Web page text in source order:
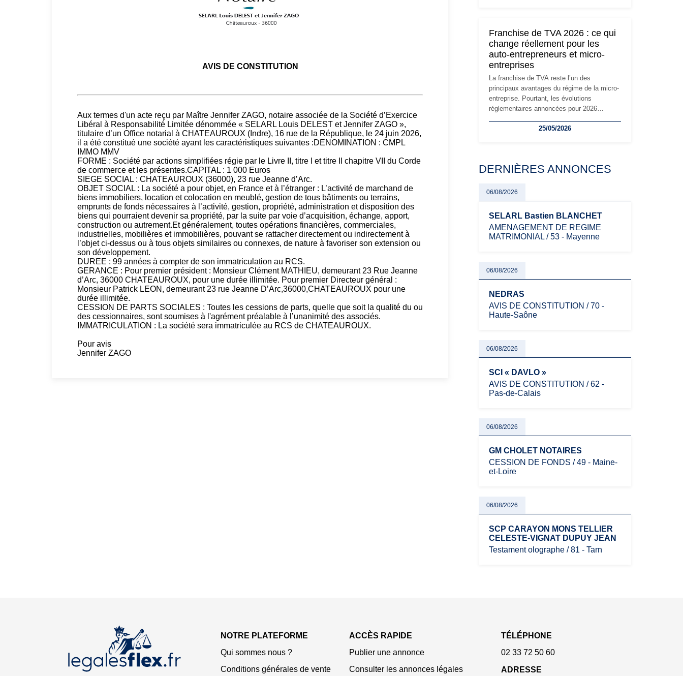
AVIS DE CONSTITUTION
Aux termes d'un acte reçu par Maître Jennifer ZAGO, notaire associée de la Société d’Exercice
Libéral à Responsabilité Limitée dénommée « SELARL Louis DELEST et Jennifer ZAGO »,
titulaire d’un Office notarial à CHATEAUROUX (Indre), 16 rue de la République, le 24 juin 2026,
il a été constitué une société ayant les caractéristiques suivantes :DENOMINATION : CMPL
IMMO MMV
FORME : Société par actions simplifiées régie par le Livre II, titre I et titre II chapitre VII du Corde
de commerce et les présentes.CAPITAL : 1 000 Euros
SIEGE SOCIAL : CHATEAUROUX (36000), 23 rue Jeanne d’Arc.
OBJET SOCIAL : La société a pour objet, en France et à l’étranger : L’activité de marchand de
biens immobiliers, location et colocation en meublé, gestion de tous bâtiments ou terrains,
emprunts de fonds nécessaires à l’activité, gestion, propriété, administration et disposition des
biens qui pourraient devenir sa propriété, par la suite par voie d’acquisition, échange, apport,
construction ou autrement.Et généralement, toutes opérations financières, commerciales,
industrielles, mobilières et immobilières, pouvant se rattacher directement ou indirectement à
l’objet ci-dessus ou à tous objets similaires ou connexes, de nature à favoriser son extension ou
son développement.
DUREE : 99 années à compter de son immatriculation au RCS.
GERANCE : Pour premier président : Monsieur Clément MATHIEU, demeurant 23 Rue Jeanne
d’Arc, 36000 CHATEAUROUX, pour une durée illimitée. Pour premier Directeur général :
Monsieur Patrick LEON, demeurant 23 rue Jeanne D’Arc,36000,CHATEAUROUX pour une
durée illimitée.
CESSION DE PARTS SOCIALES : Toutes les cessions de parts, quelle que soit la qualité du ou
des cessionnaires, sont soumises à l'agrément préalable à l’unanimité des associés.
IMMATRICULATION : La société sera immatriculée au RCS de CHATEAUROUX.
Pour avis
Jennifer ZAGO
réglementaire plus exigeant. Décryptage des
principaux changements et des précautions
à prendre pour éviter les mauvaises
surprises.
Franchise de TVA 2026 : ce qui
change réellement pour les
auto-entrepreneurs et micro-
entreprises
La franchise de TVA reste l’un des
principaux avantages du régime de la micro-
entreprise. Pourtant, les évolutions
réglementaires annoncées pour 2026
les auto-entrepreneurs, artisans et
évoluent dans un contexte de contrôle
oblige les indépendants à rester
particulièrement vigilants.
25/05/2026
DERNIÈRES ANNONCES
06/08/2026
SELARL Bastien BLANCHET
AMENAGEMENT DE REGIME
MATRIMONIAL / 53 - Mayenne
06/08/2026
NEDRAS
AVIS DE CONSTITUTION / 70 -
Haute-Saône
06/08/2026
SCI « DAVLO »
AVIS DE CONSTITUTION / 62 -
Pas-de-Calais
06/08/2026
GM CHOLET NOTAIRES
CESSION DE FONDS / 49 - Maine-
et-Loire
06/08/2026
SCP CARAYON MONS TELLIER
CELESTE-VIGNAT DUPUY JEAN
Testament olographe / 81 - Tarn
NOTRE PLATEFORME
Qui sommes nous ?
Conditions générales de vente
ACCÈS RAPIDE
Publier une annonce
Consulter les annonces légales
TÉLÉPHONE
02 33 72 50 60
ADRESSE